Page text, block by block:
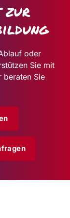
zur
oder
Sie mit
beraten Sie